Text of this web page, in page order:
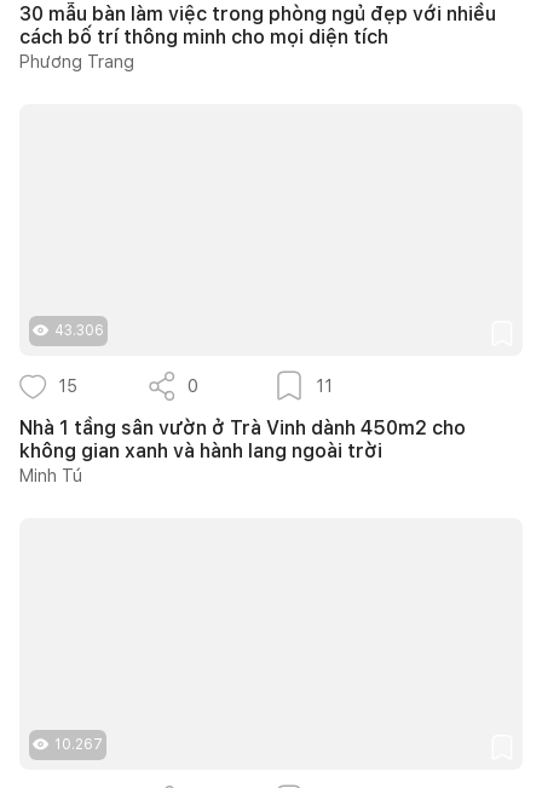
30 mẫu bàn làm việc trong phòng ngủ đẹp với nhiều
cách bố trí thông minh cho mọi diện tích
Phương Trang
43.306
15 0 11
Nhà 1 tầng sân vườn ở Trà Vinh dành 450m2 cho
không gian xanh và hành lang ngoài trời
Minh Tú
10.267